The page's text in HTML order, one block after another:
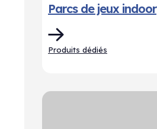
Parcs de jeux indoor
Produits dédiés